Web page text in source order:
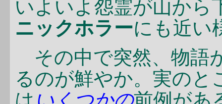
いよいよ怨霊が山から
ニックホラーにも近い
その中で突然、物語
るのが鮮やか。実のと